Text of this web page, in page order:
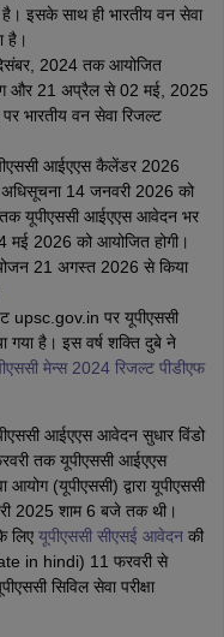
है। इसके साथ ही भारतीय वन सेवा
है।
2024 तक आयोजित
और 21 अप्रैल से 02 मई, 2025
भारतीय वन सेवा रिजल्ट
आईएएस कैलेंडर 2026
14 जनवरी 2026 को
तक यूपीएससी आईएएस आवेदन भर
मई 2026 को आयोजित होगी।
21 अगस्त 2026 से किया
upsc.gov.in पर यूपीएससी
गया है। इस वर्ष शक्ति दुबे ने
मेन्स 2024 रिजल्ट पीडीएफ
आईएएस आवेदन सुधार विंडो
तक यूपीएससी आईएएस
(यूपीएससी) द्वारा यूपीएससी
2025 शाम 6 बजे तक थी।
लिए यूपीएससी सीएसई आवेदनकी
in hindi) 11 फरवरी से
सिविल सेवा परीक्षा